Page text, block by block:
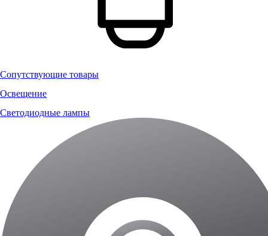
Сопутствующие товары
Освещение
Светодиодные лампы